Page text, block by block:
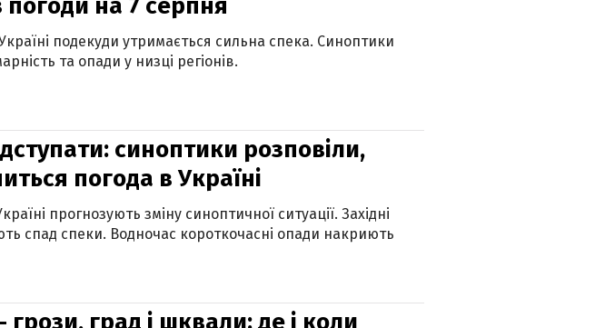
на 7 серпня
подекуди утримається сильна спека. Синоптики
та опади у низці регіонів.
синоптики розповіли,
погода в Україні
прогнозують зміну синоптичної ситуації. Західні
спад спеки. Водночас короткочасні опади накриють
грози, град і шквали: де і коли